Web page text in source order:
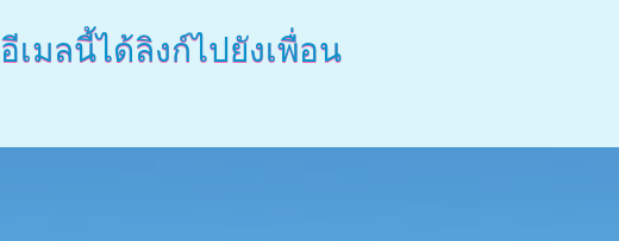
อีเมลนี้ได้ลิงก์ไปยังเพื่อน